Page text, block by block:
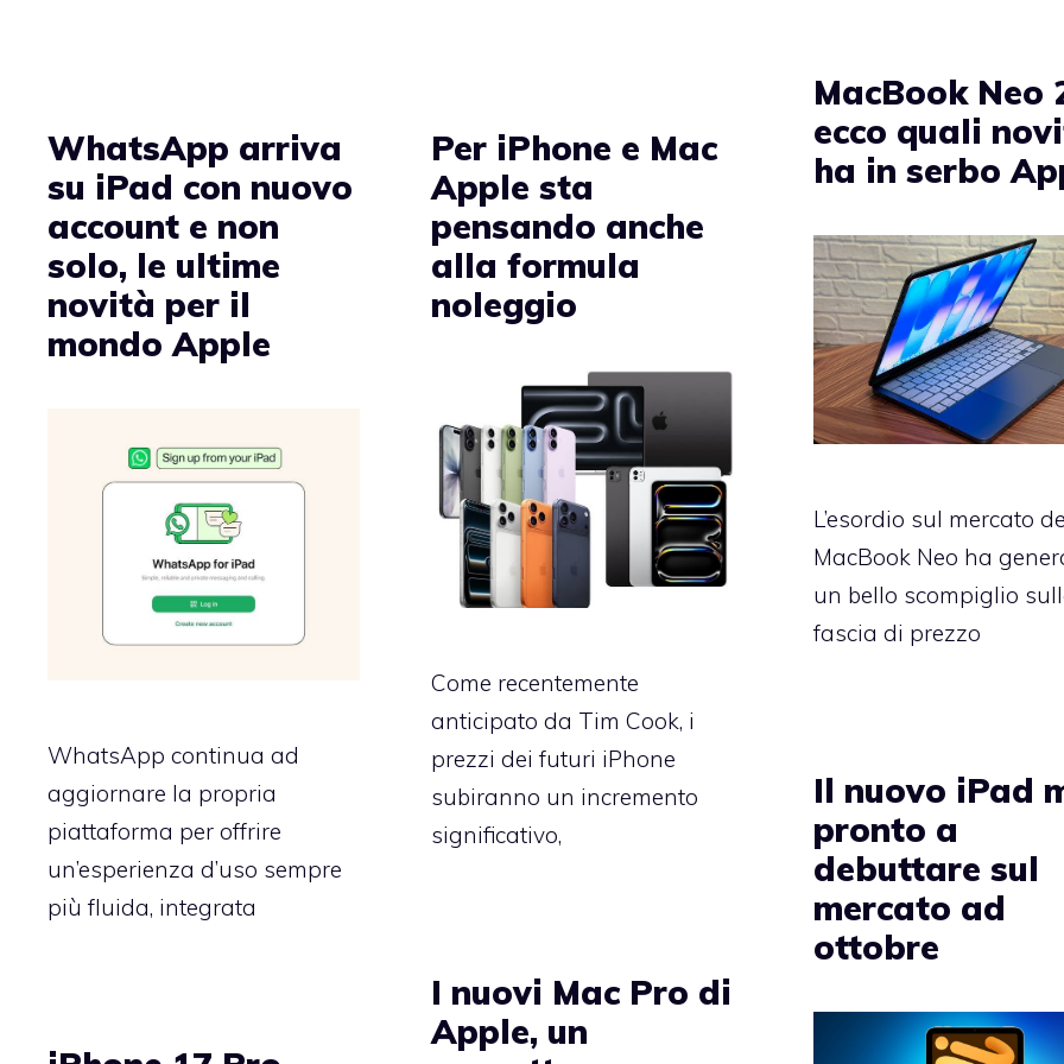
MacBook Neo
ecco quali
ha in serbo
L’esordio sul mercato
MacBook Neo ha
un bello scompiglio
fascia di prezzo
WhatsApp arriva
su iPad con nuovo
account e non
solo, le ultime
novità per il
mondo Apple
WhatsApp continua ad
aggiornare la propria
piattaforma per offrire
un’esperienza d’uso sempre
più fluida, integrata
Per iPhone e Mac
Apple sta
pensando anche
alla formula
noleggio
Come recentemente
anticipato da Tim Cook, i
prezzi dei futuri iPhone
subiranno un incremento
significativo,
Il nuovo iPad
pronto a
debuttare sul
mercato ad
ottobre
I nuovi Mac Pro di
Apple, un